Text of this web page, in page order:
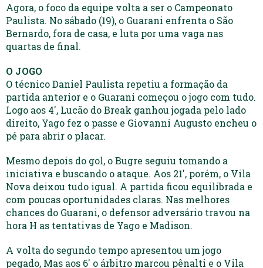
Agora, o foco da equipe volta a ser o Campeonato
Paulista. No sábado (19), o Guarani enfrenta o São
Bernardo, fora de casa, e luta por uma vaga nas
quartas de final.
O JOGO
O técnico Daniel Paulista repetiu a formação da
partida anterior e o Guarani começou o jogo com tudo.
Logo aos 4′, Lucão do Break ganhou jogada pelo lado
direito, Yago fez o passe e Giovanni Augusto encheu o
pé para abrir o placar.
Mesmo depois do gol, o Bugre seguiu tomando a
iniciativa e buscando o ataque. Aos 21′, porém, o Vila
Nova deixou tudo igual. A partida ficou equilibrada e
com poucas oportunidades claras. Nas melhores
chances do Guarani, o defensor adversário travou na
hora H as tentativas de Yago e Madison.
A volta do segundo tempo apresentou um jogo
pegado, Mas aos 6′ o árbitro marcou pênalti e o Vila